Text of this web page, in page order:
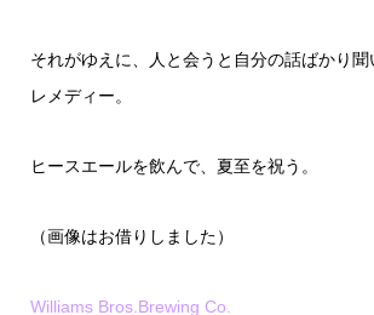
それがゆえに、人と会うと自分の話ばかり
レメディー。
ヒースエールを飲んで、夏至を祝う。
（画像はお借りしました）
Williams Bros.Brewing Co.